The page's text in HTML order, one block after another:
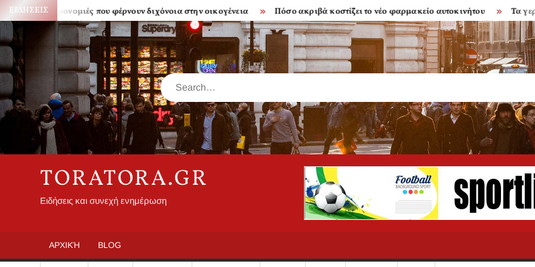
Skip
to
content
ΕΙΔΉΣΕΙΣ
Κληρονομιές που φέρνουν διχόνοια στην οικογένεια Πόσο ακριβά κοστίζει το νέο φαρμακείο αυτοκινήτου Τα
Search
TORATORA.GR
Ειδήσεις και συνεχή ενημέρωση
ΑΡΧΙΚΉ BLOG